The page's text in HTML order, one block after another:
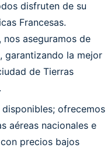
disfruten de su
Francesas.
aseguramos de
garantizando la mejor
de Tierras
ofrecemos
aéreas nacionales e
precios bajos